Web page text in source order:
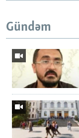
Gündəm